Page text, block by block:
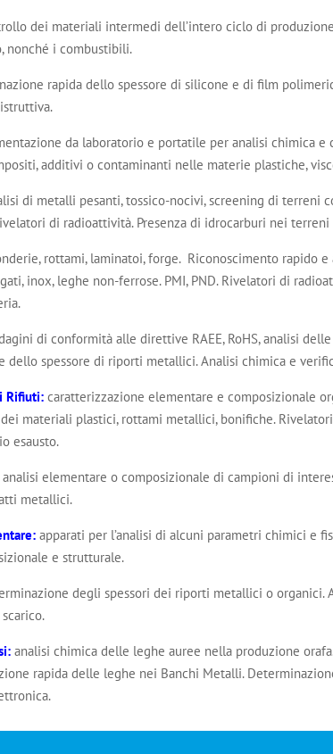
dei materiali intermedi dell’intero ciclo di
nonché i combustibili.
rapida dello spessore di silicone e di film
da laboratorio e portatile per analisi chimica e
additivi o contaminanti nelle materie plastiche,
di metalli pesanti, tossico-nocivi, screening di terreni
di radioattività. Presenza di idrocarburi nei terreni
rottami, laminatoi, forge. Riconoscimento rapido
inox, leghe non-ferrose. PMI, PND. Rivelatori di
di conformità alle direttive RAEE, RoHS, analisi
dello spessore di riporti metallici. Analisi chimica e
Rifiuti: caratterizzazione elementare e composizionale
materiali plastici, rottami metallici, bonifiche.
esausto.
analisi elementare o composizionale di campioni di
metallici.
: apparati per l’analisi di alcuni parametri chimici e
e strutturale.
degli spessori dei riporti metallici o organici.
analisi chimica delle leghe auree nella produzione
rapida delle leghe nei Banchi Metalli.